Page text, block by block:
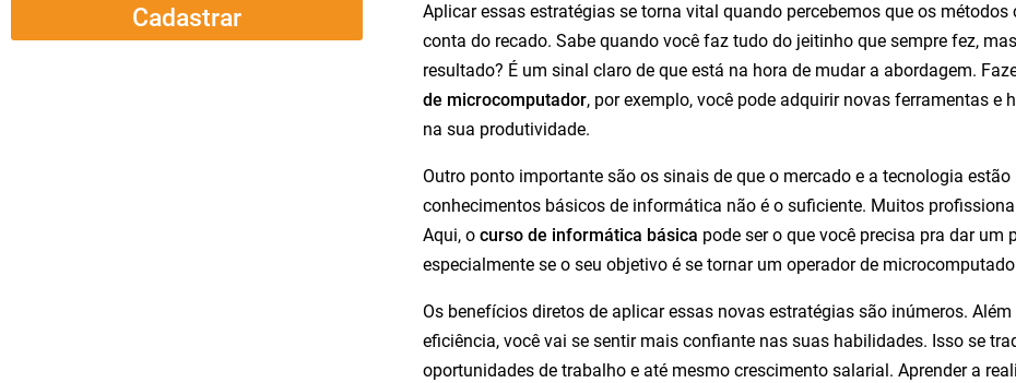
Cadastrar
Aplicar essas estratégias se torna vital quando percebemos que os
conta do recado. Sabe quando você faz tudo do jeitinho que sempre fez,
resultado? É um sinal claro de que está na hora de mudar a abordagem.
de microcomputador, por exemplo, você pode adquirir novas ferramentas e
na sua produtividade.
Outro ponto importante são os sinais de que o mercado e a tecnologia
conhecimentos básicos de informática não é o suficiente. Muitos
Aqui, o curso de informática básica pode ser o que você precisa pra dar um
especialmente se o seu objetivo é se tornar um operador de
Os benefícios diretos de aplicar essas novas estratégias são inúmeros.
eficiência, você vai se sentir mais confiante nas suas habilidades. Isso se
oportunidades de trabalho e até mesmo crescimento salarial. Aprender a